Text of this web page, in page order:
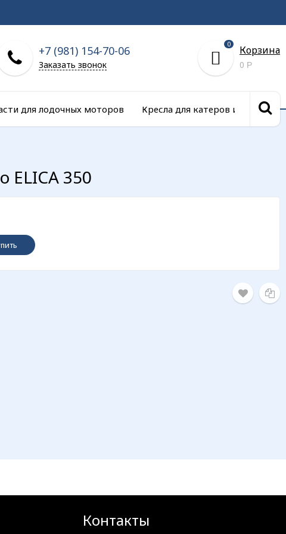
+7 (981) 154-70-06
Заказать звонок
0 Корзина
0 Р
для лодочных моторов Кресла для катеров и сиденья
ELICA 350
Контакты